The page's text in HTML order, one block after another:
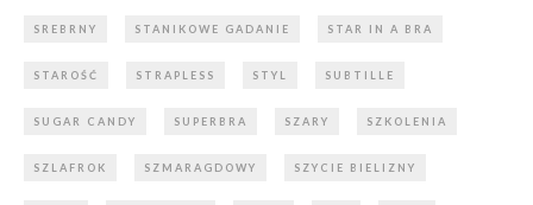
SREBRNY STANIKOWE GADANIE STAR IN A BRA
STAROŚĆ STRAPLESS STYL SUBTILLE
SUGAR CANDY SUPERBRA SZARY SZKOLENIA
SZLAFROK SZMARAGDOWY SZYCIE BIELIZNY